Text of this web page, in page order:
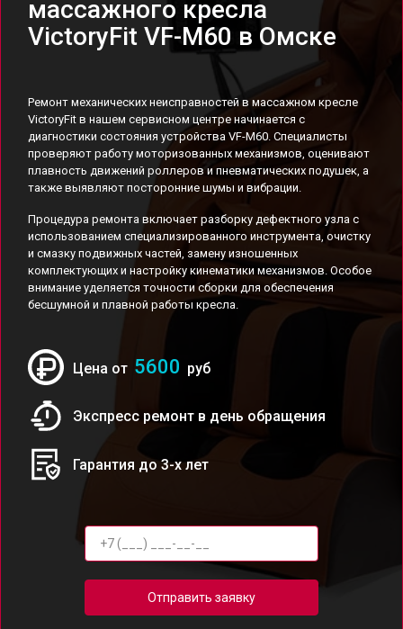
массажного кресла
VictoryFit VF-M60 в Омске
Ремонт механических неисправностей в массажном кресле
VictoryFit в нашем сервисном центре начинается с
диагностики состояния устройства VF-M60. Специалисты
проверяют работу моторизованных механизмов, оценивают
плавность движений роллеров и пневматических подушек, а
также выявляют посторонние шумы и вибрации.
Процедура ремонта включает разборку дефектного узла с
использованием специализированного инструмента, очистку
и смазку подвижных частей, замену изношенных
комплектующих и настройку кинематики механизмов. Особое
внимание уделяется точности сборки для обеспечения
бесшумной и плавной работы кресла.
Цена от 5600 руб
Экспресс ремонт в день обращения
Гарантия до 3-х лет
Отправить заявку